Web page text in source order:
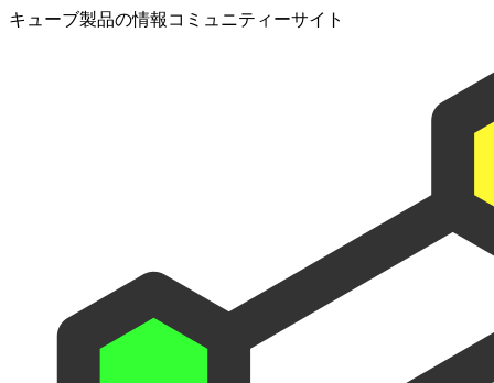
キューブ製品の情報コミュニティーサイト